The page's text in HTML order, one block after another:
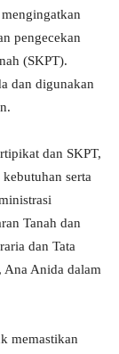
pengecekan
(SKPT).
dan digunakan
dan SKPT,
serta
Tanah dan
dan Tata
Ana Anida dalam
memastikan